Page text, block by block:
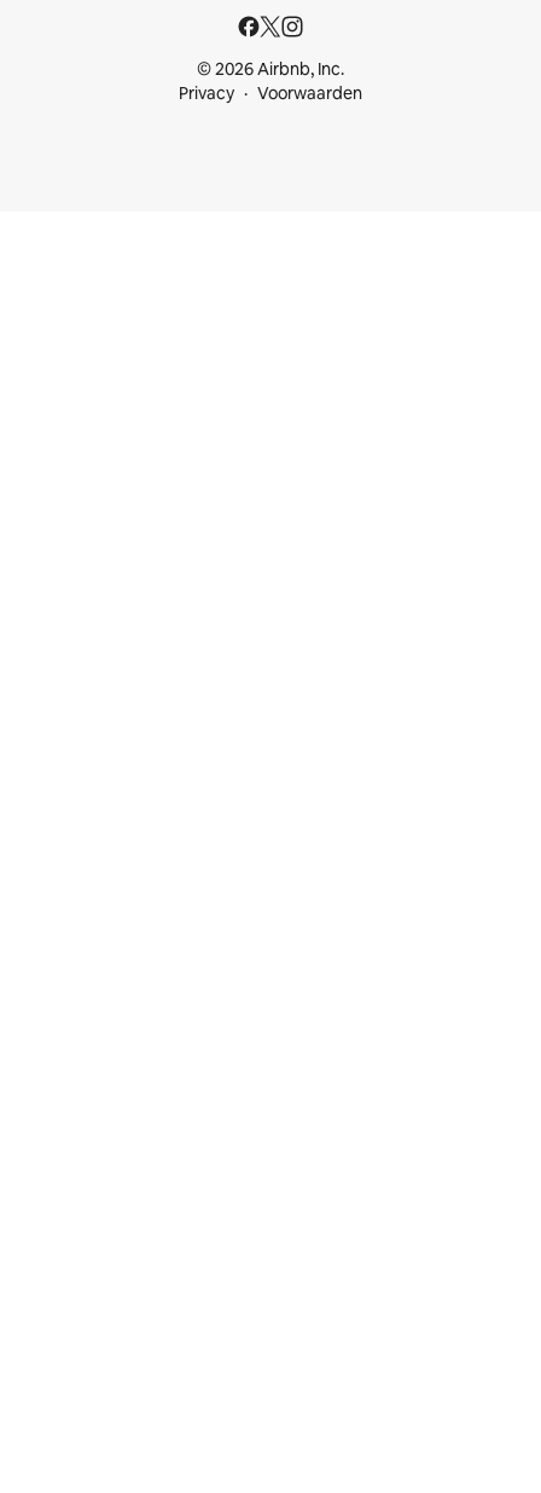
© 2026 Airbnb, Inc.
Privacy
Voorwaarden